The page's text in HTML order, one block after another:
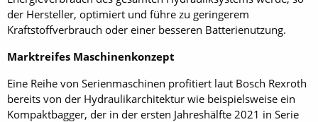
der Hersteller, optimiert und führe zu geringerem
Kraftstoffverbrauch oder einer besseren Batterienutzung.
Marktreifes Maschinenkonzept
Eine Reihe von Serienmaschinen profitiert laut Bosch Rexroth
bereits von der Hydraulikarchitektur wie beispielsweise ein
Kompaktbagger, der in der ersten Jahreshälfte 2021 in Serie